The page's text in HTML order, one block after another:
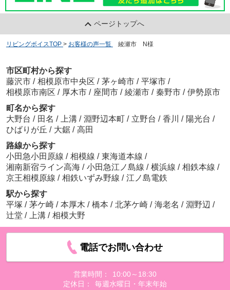
ページトップへ
リビングボイスTOP > お客様の声一覧 綾瀬市 N様
市区町村から探す
藤沢市 / 相模原市中央区 / 茅ヶ崎市 / 平塚市 /
相模原市南区 / 厚木市 / 座間市 / 綾瀬市 / 秦野市 / 伊勢原市
町名から探す
大野台 / 田名 / 上溝 / 淵野辺本町 / 立野台 / 香川 / 陽光台 /
ひばりが丘 / 大鋸 / 高田
路線から探す
小田急小田原線 / 相模線 / 東海道本線 /
湘南新宿ライン高海 / 小田急江ノ島線 / 横浜線 / 相鉄本線 /
京王相模原線 / 相鉄いずみ野線 / 江ノ島電鉄
駅から探す
平塚 / 茅ケ崎 / 本厚木 / 橋本 / 北茅ケ崎 / 海老名 / 淵野辺 /
辻堂 / 上溝 / 相模大野
電話でお問い合わせ
営業時間：
10:00～18:30
定休日：
毎週水曜日・年末年始